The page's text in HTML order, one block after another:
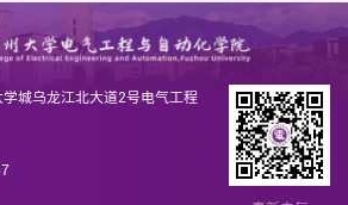
城乌龙江北大道2号电气工程